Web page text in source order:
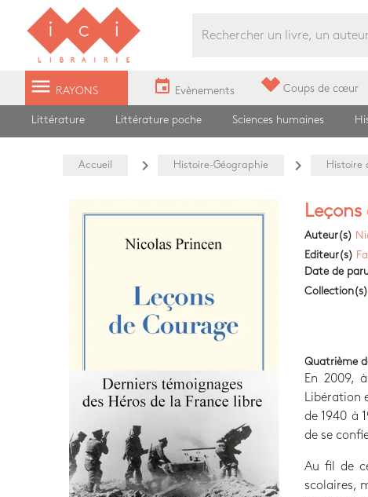
Librairie Ici Grands Boulevards
menu RAYONS event Evènements Coups de cœur
Littérature Littérature poche Sciences humaines
Accueil navigate_next Histoire-Géographie navigate_next Histoire
Auteur(s)
Editeur(s)
Date de
Collection(s)
Quatrième
En 2009,
Libération
de 1940 à
de se
Au fil de
scolaires,